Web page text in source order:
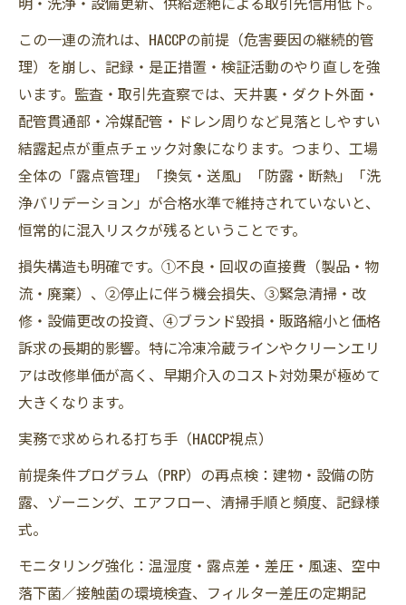
この一連の流れは、HACCPの前提（危害要因の継続的管
理）を崩し、記録・是正措置・検証活動のやり直しを強
います。監査・取引先査察では、天井裏・ダクト外面・
配管貫通部・冷媒配管・ドレン周りなど見落としやすい
結露起点が重点チェック対象になります。つまり、工場
全体の「露点管理」「換気・送風」「防露・断熱」「洗
浄バリデーション」が合格水準で維持されていないと、
恒常的に混入リスクが残るということです。
損失構造も明確です。①不良・回収の直接費（製品・物
流・廃棄）、②停止に伴う機会損失、③緊急清掃・改
修・設備更改の投資、④ブランド毀損・販路縮小と価格
訴求の長期的影響。特に冷凍冷蔵ラインやクリーンエリ
アは改修単価が高く、早期介入のコスト対効果が極めて
大きくなります。
実務で求められる打ち手（HACCP視点）
前提条件プログラム（PRP）の再点検：建物・設備の防
露、ゾーニング、エアフロー、清掃手順と頻度、記録様
式。
モニタリング強化：温湿度・露点差・差圧・風速、空中
落下菌／接触菌の環境検査、フィルター差圧の定期記